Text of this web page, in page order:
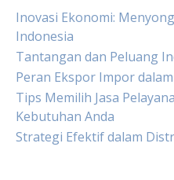
Inovasi Ekonomi:
Indonesia
Tantangan dan Peluang
Peran Ekspor Impor
Tips Memilih Jasa
Kebutuhan Anda
Strategi Efektif dalam